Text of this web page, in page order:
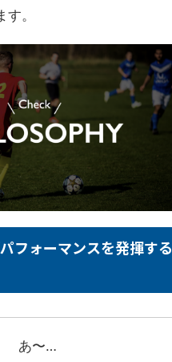
。
フォーマンスを発揮す
あ〜…